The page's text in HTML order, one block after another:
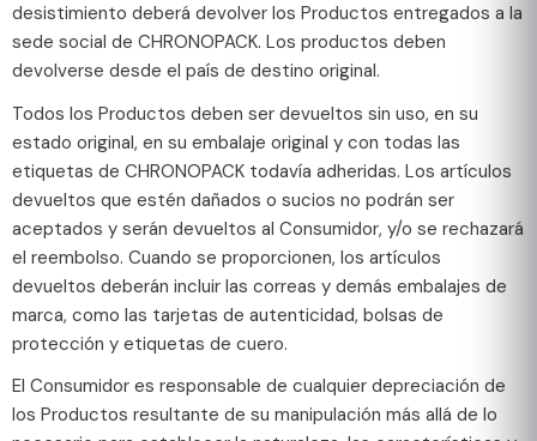
desistimiento deberá devolver los Productos entregados a la
sede social de CHRONOPACK. Los productos deben
devolverse desde el país de destino original.
Todos los Productos deben ser devueltos sin uso, en su
estado original, en su embalaje original y con todas las
etiquetas de CHRONOPACK todavía adheridas. Los artículos
devueltos que estén dañados o sucios no podrán ser
aceptados y serán devueltos al Consumidor, y/o se rechazará
el reembolso. Cuando se proporcionen, los artículos
devueltos deberán incluir las correas y demás embalajes de
marca, como las tarjetas de autenticidad, bolsas de
protección y etiquetas de cuero.
El Consumidor es responsable de cualquier depreciación de
los Productos resultante de su manipulación más allá de lo